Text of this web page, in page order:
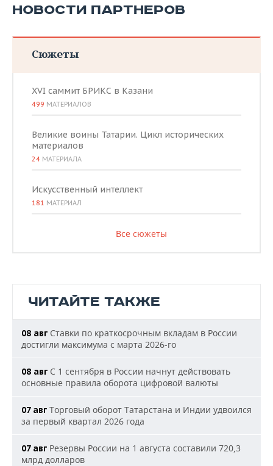
НОВОСТИ ПАРТНЕРОВ
Сюжеты
XVI саммит БРИКС в Казани
499 МАТЕРИАЛОВ
Великие воины Татарии. Цикл исторических
материалов
24 МАТЕРИАЛА
Искусственный интеллект
181 МАТЕРИАЛ
Все сюжеты
ЧИТАЙТЕ ТАКЖЕ
08 авг Ставки по краткосрочным вкладам в России
достигли максимума с марта 2026-го
08 авг С 1 сентября в России начнут действовать
основные правила оборота цифровой валюты
07 авг Торговый оборот Татарстана и Индии удвоился
за первый квартал 2026 года
07 авг Резервы России на 1 августа составили 720,3
млрд долларов